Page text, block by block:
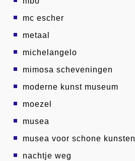
mc escher
metaal
michelangelo
mimosa scheveningen
moderne kunst museum
moezel
musea
musea voor schone kunsten
nachtje weg